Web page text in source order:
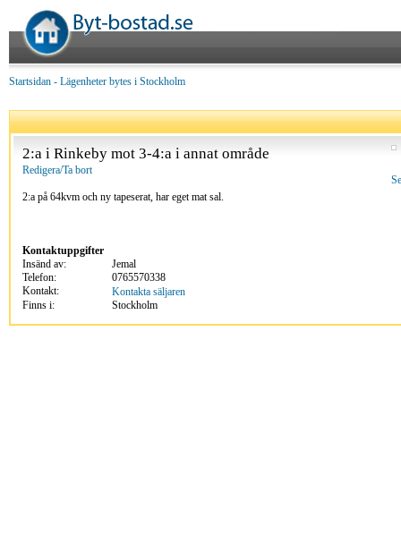
Startsidan - Lägenheter bytes i Stockholm
2:a i Rinkeby mot 3-4:a i annat område
Redigera/Ta bort
2:a på 64kvm och ny tapeserat, har eget mat sal.
Kontaktuppgifter
Insänd av:
Jemal
Telefon:
0765570338
Kontakt:
Kontakta säljaren
Finns i:
Stockholm